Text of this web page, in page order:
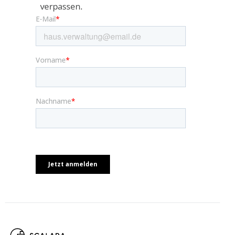
verpassen.